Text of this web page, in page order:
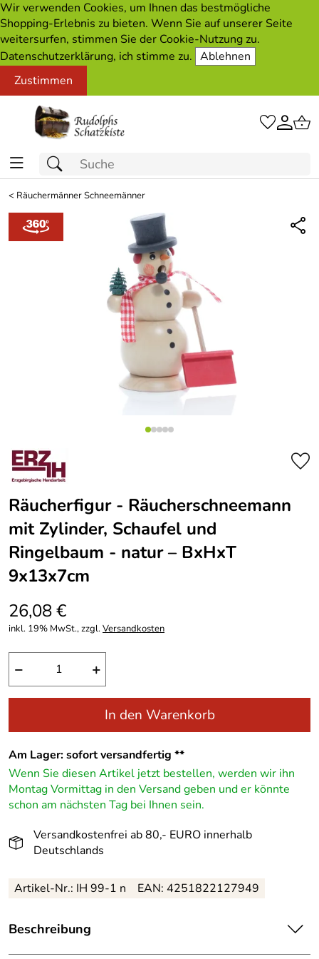
Wir verwenden Cookies, um Ihnen das bestmögliche
Shopping-Erlebnis zu bieten. Wenn Sie auf unserer Seite
weitersurfen, stimmen Sie der Cookie-Nutzung zu.
Datenschutzerklärung, ich stimme zu. Ablehnen
Zustimmen
< Räuchermänner Schneemänner
Räucherfigur - Räucherschneemann
mit Zylinder, Schaufel und
Ringelbaum - natur – BxHxT
9x13x7cm
26,08 €
inkl. 19% MwSt., zzgl.Versandkosten
− +
In den Warenkorb
Am Lager: sofort versandfertig **
Wenn Sie diesen Artikel jetzt bestellen, werden wir ihn
Montag Vormittag in den Versand geben und er könnte
schon am nächsten Tag bei Ihnen sein.
Versandkostenfrei ab 80,- EURO innerhalb
Deutschlands
Artikel-Nr.: IH 99-1 n EAN: 4251822127949
Beschreibung